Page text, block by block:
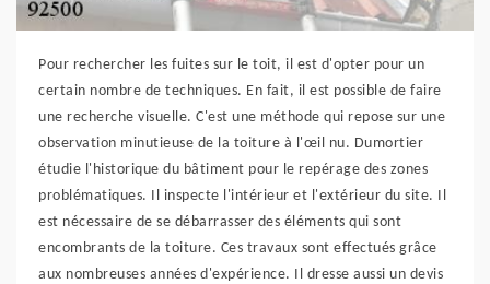
Pour rechercher les fuites sur le toit, il est d'opter pour un
certain nombre de techniques. En fait, il est possible de faire
une recherche visuelle. C'est une méthode qui repose sur une
observation minutieuse de la toiture à l'œil nu. Dumortier
étudie l'historique du bâtiment pour le repérage des zones
problématiques. Il inspecte l'intérieur et l'extérieur du site. Il
est nécessaire de se débarrasser des éléments qui sont
encombrants de la toiture. Ces travaux sont effectués grâce
aux nombreuses années d'expérience. Il dresse aussi un devis